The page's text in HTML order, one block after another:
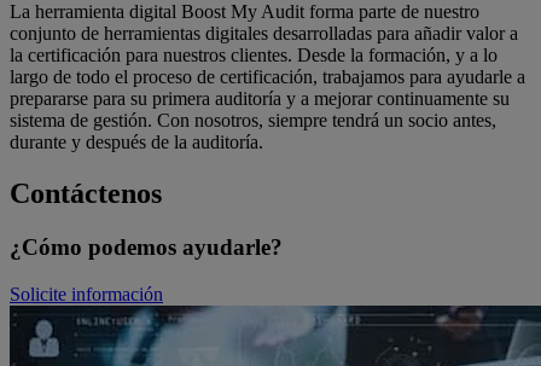
La herramienta digital Boost My Audit forma parte de nuestro
conjunto de herramientas digitales desarrolladas para añadir valor a
la certificación para nuestros clientes. Desde la formación, y a lo
largo de todo el proceso de certificación, trabajamos para ayudarle a
prepararse para su primera auditoría y a mejorar continuamente su
sistema de gestión. Con nosotros, siempre tendrá un socio antes,
durante y después de la auditoría.
Contáctenos
¿Cómo podemos ayudarle?
Solicite información